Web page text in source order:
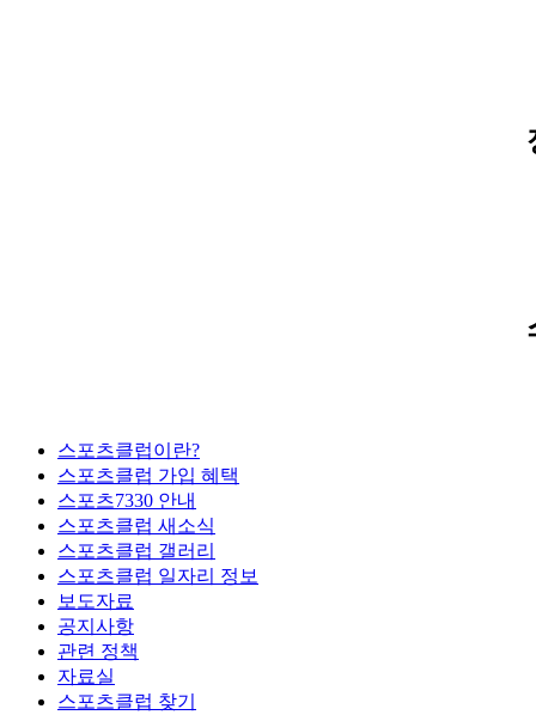
스포츠클럽이란?
스포츠클럽 가입 혜택
스포츠7330 안내
스포츠클럽 새소식
스포츠클럽 갤러리
스포츠클럽 일자리 정보
보도자료
공지사항
관련 정책
자료실
스포츠클럽 찾기